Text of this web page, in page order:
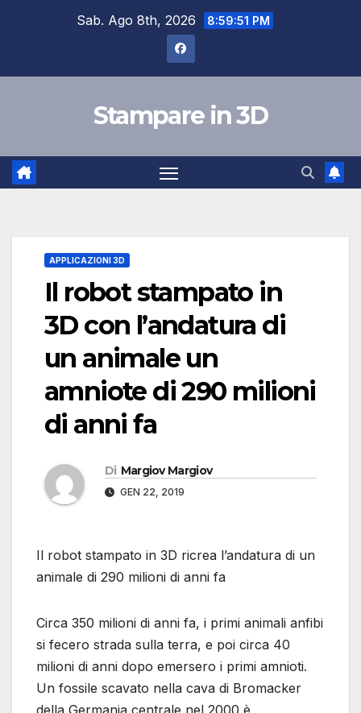
Sab. Ago 8th, 2026 8:59:52 PM
Stampare in 3D
APPLICAZIONI 3D
Il robot stampato in
3D con l’andatura di
un animale un
amniote di 290 milioni
di anni fa
Di Margiov Margiov
GEN 22, 2019
Il robot stampato in 3D ricrea l’andatura di un
animale di 290 milioni di anni fa
Circa 350 milioni di anni fa, i primi animali anfibi
si fecero strada sulla terra, e poi circa 40
milioni di anni dopo emersero i primi amnioti.
Un fossile scavato nella cava di Bromacker